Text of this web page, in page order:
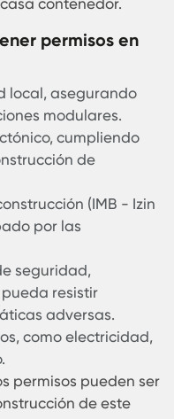
entre tres y seis
y los permisos
una casa
de un año en
para Casas
sector de la
la seguridad
Obtener
antes de